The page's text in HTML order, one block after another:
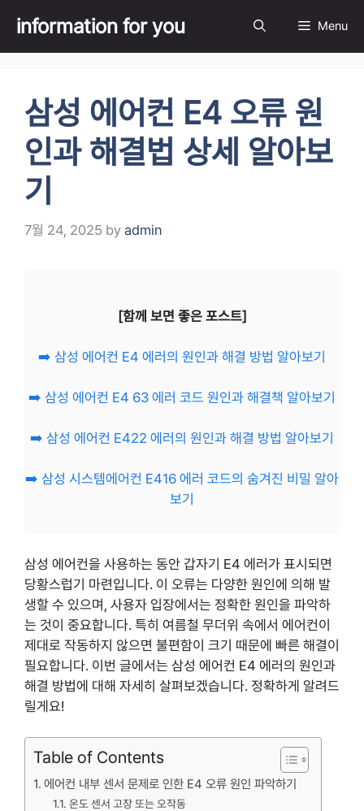
content
information for you Menu
삼성 에어컨 E4 오류 원
인과 해결법 상세 알아보
기
7월 24, 2025 by admin
[함께 보면 좋은 포스트]
➡️ 삼성 에어컨 E4 에러의 원인과 해결 방법 알아보기
➡️ 삼성 에어컨 E4 63 에러 코드 원인과 해결책 알아보기
➡️ 삼성 에어컨 E422 에러의 원인과 해결 방법 알아보기
➡️ 삼성 시스템에어컨 E416 에러 코드의 숨겨진 비밀 알아
보기
삼성 에어컨을 사용하는 동안 갑자기 E4 에러가 표시되면
당황스럽기 마련입니다. 이 오류는 다양한 원인에 의해 발
생할 수 있으며, 사용자 입장에서는 정확한 원인을 파악하
는 것이 중요합니다. 특히 여름철 무더위 속에서 에어컨이
제대로 작동하지 않으면 불편함이 크기 때문에 빠른 해결이
필요합니다. 이번 글에서는 삼성 에어컨 E4 에러의 원인과
해결 방법에 대해 자세히 살펴보겠습니다. 정확하게 알려드
릴게요!
Table of Contents
에어컨 내부 센서 문제로 인한 E4 오류 원인 파악하기
온도 센서 고장 또는 오작동